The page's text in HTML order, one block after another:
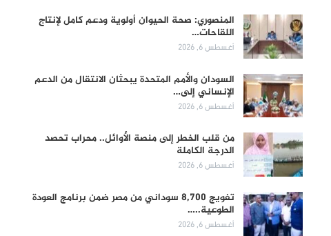
المنصوري: صحة الحيوان أولوية ودعم كامل لإنتاج
اللقاحات…
أغسطس 6, 2026
السودان والأمم المتحدة يبحثان الانتقال من الدعم
الإنساني إلى…
أغسطس 6, 2026
من قلب الخطر إلى منصة الأوائل.. محراب تحصد
الدرجة الكاملة
أغسطس 6, 2026
تفويج 8,700 سوداني من مصر ضمن برنامج العودة
الطوعية..…
أغسطس 6, 2026